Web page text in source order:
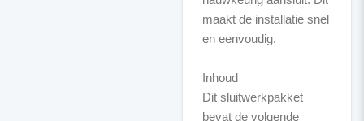
maakt de installatie snel
en eenvoudig.
Inhoud
Dit sluitwerkpakket
bevat de volgende